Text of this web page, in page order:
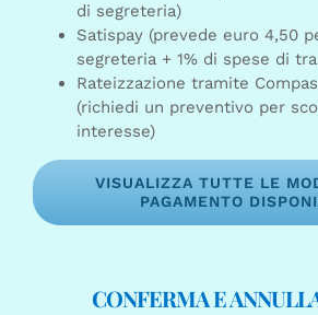
di segreteria)
Satispay (prevede euro 4,50
segreteria + 1% di spese di
Rateizzazione tramite
(richiedi un preventivo per
interesse)
VISUALIZZA TUTTE LE
PAGAMENTO
CONFERMA E